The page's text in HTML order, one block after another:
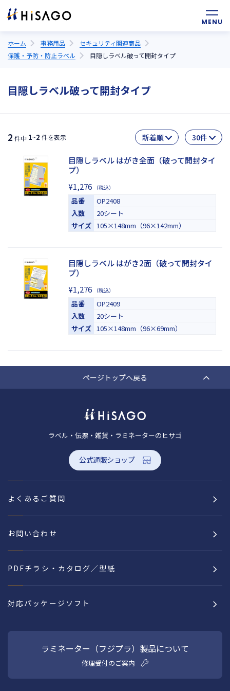
ホーム 事務用品
セキュリティ関連商品
保護・予防・防止ラベル
目隠しラベル破って開封タイプ
目隠しラベル破って開封タイプ
2 件中 1~2 件を表示
目隠しラベル はがき全面（破って開封タイ
プ）
¥1,276
（税込）
品番
OP2408
入数
20シート
サイズ 105×148mm（96×142mm）
目隠しラベル はがき2面（破って開封タイ
プ）
¥1,276
（税込）
品番
OP2409
入数
20シート
サイズ 105×148mm（96×69mm）
ページトップへ戻る
ラベル・伝票・雑貨・ラミネーターのヒサゴ
公式通販ショップ
よくあるご質問
お問い合わせ
PDFチラシ・カタログ／型紙
対応パッケージソフト
ラミネーター（フジプラ）製品について
修理受付のご案内